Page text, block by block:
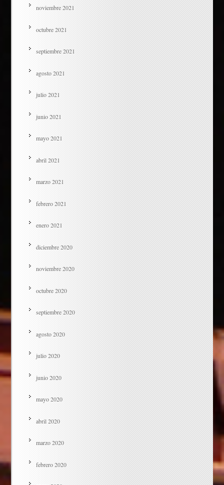
noviembre 2021
octubre 2021
septiembre 2021
agosto 2021
julio 2021
junio 2021
mayo 2021
abril 2021
marzo 2021
febrero 2021
enero 2021
diciembre 2020
noviembre 2020
octubre 2020
septiembre 2020
agosto 2020
julio 2020
junio 2020
mayo 2020
abril 2020
marzo 2020
febrero 2020